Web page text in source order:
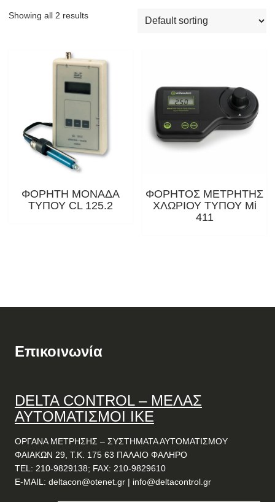
Showing all 2 results
ΦΟΡΗΤΗ ΜΟΝΑΔΑ
ΤΥΠΟΥ CL 125.2
ΦΟΡΗΤΟΣ ΜΕΤΡΗΤΗΣ
ΧΛΩΡΙΟΥ ΤΥΠΟΥ Mi
411
Επικοινωνία
DELTA CONTROL– ΜΕΛΑΣ
ΑΥΤΟΜΑΤΙΣΜΟΙ ΙΚΕ
ΟΡΓΑΝΑ ΜΕΤΡΗΣΗΣ – ΣΥΣΤΗΜΑΤΑ ΑΥΤΟΜΑΤΙΣΜΟΥ
ΦΑΙΑΚΩΝ 29, Τ.Κ. 175 63 ΠΑΛΑΙΟ ΦΑΛΗΡΟ
TEL: 210-9829138; FAX: 210-9829610
E-MAIL: deltacon@otenet.gr| info@deltacontrol.gr